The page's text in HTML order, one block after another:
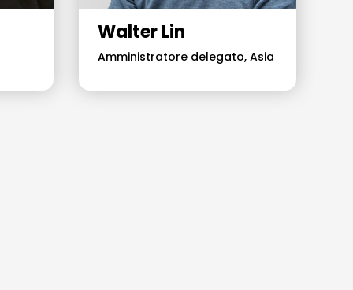
Walter Lin
Amministratore delegato, Asia